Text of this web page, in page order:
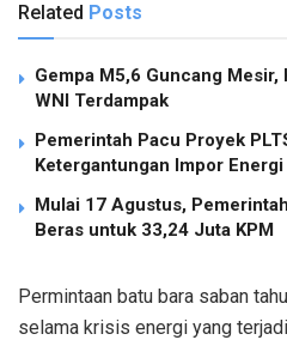
Related Posts
Gempa M5,6 Guncang
WNI Terdampak
Pemerintah Pacu Proyek
Ketergantungan Impor Energi
Mulai 17 Agustus,
Beras untuk 33,24 Juta KPM
Permintaan batu bara saban
selama krisis energi yang